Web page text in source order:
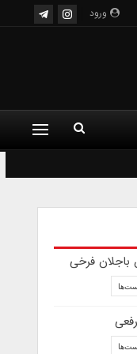
ورود
فرخی